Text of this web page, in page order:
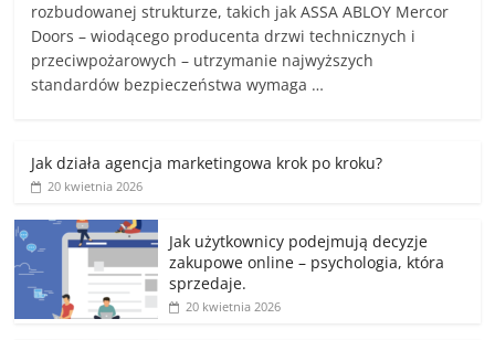
rozbudowanej strukturze, takich jak ASSA ABLOY Mercor
Doors – wiodącego producenta drzwi technicznych i
przeciwpożarowych – utrzymanie najwyższych
standardów bezpieczeństwa wymaga …
Jak działa agencja marketingowa krok po kroku?
20 kwietnia 2026
Jak użytkownicy podejmują decyzje
zakupowe online – psychologia, która
sprzedaje.
20 kwietnia 2026